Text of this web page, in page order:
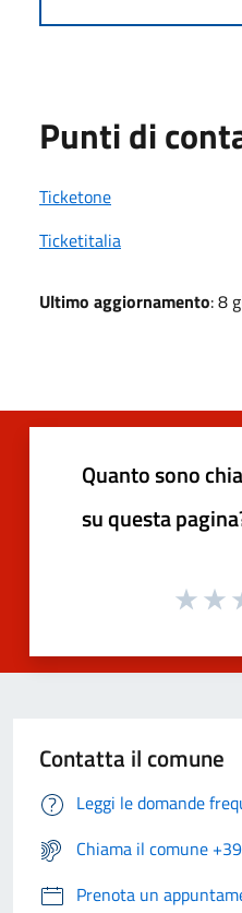
Punti di
Ticketone
Ticketitalia
Ultimo aggiornamento: 8
Quanto sono
su questa
Contatta il comune
Leggi le domande
Chiama il comune
Prenota un